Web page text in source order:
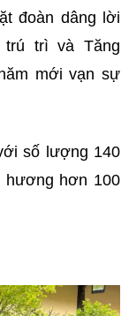
đoàn dâng lời
trú trì và Tăng
mới vạn sự
số lượng 140
hương hơn 100